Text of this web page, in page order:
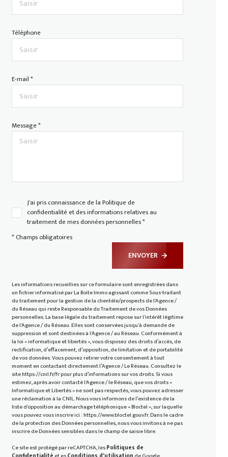
Téléphone
E-mail *
Message *
J'ai pris connaissance de la Politique de
confidentialité et des informations relatives au
traitement de mes données personnelles *
* Champs obligatoires
ENVOYER
Les informations recueillies sur ce formulaire sont enregistrées dans
un fichier informatisé par La Boite Immo agissant comme Sous-traitant
du traitement pour la gestion de la clientèle/prospects de l'Agence /
du Réseau qui reste Responsable du Traitement de vos Données
personnelles. La base légale du traitement repose sur l'intérêt légitime
de l'Agence / du Réseau. Elles sont conservées jusqu'à demande de
suppression et sont destinées à l'Agence / au Réseau. Conformément à
la loi « informatique et libertés », vous disposez des droits d’accès, de
rectification, d’effacement, d’opposition, de limitation et de portabilité
de vos données. Vous pouvez retirer votre consentement à tout
moment en contactant directement l’Agence / Le Réseau. Consultez le
sitehttps://cnil.fr/frpour plus d’informations sur vos droits. Si vous
estimez, après avoir contacté l'Agence / le Réseau, que vos droits «
Informatique et Libertés » ne sont pas respectés, vous pouvez adresser
une réclamation à la CNIL. Nous vous informons de l’existence de la
liste d'opposition au démarchage téléphonique « Bloctel », sur laquelle
vous pouvez vous inscrire ici :https://www.bloctel.gouv.fr. Dans le cadre
de la protection des Données personnelles, nous vous invitons à ne pas
inscrire de Données sensibles dans le champ de saisie libre.
Ce site est protégé par reCAPTCHA, lesPolitiques de